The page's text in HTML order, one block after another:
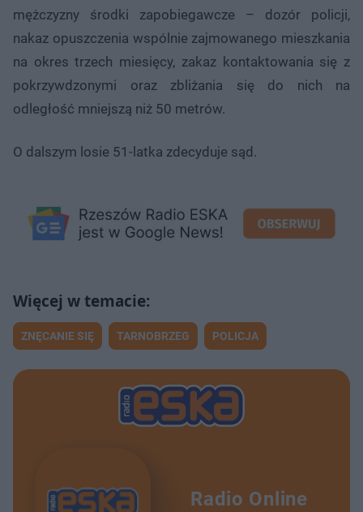
mężczyzny środki zapobiegawcze – dozór policji,
nakaz opuszczenia wspólnie zajmowanego mieszkania
na okres trzech miesięcy, zakaz kontaktowania się z
pokrzywdzonymi oraz zbliżania się do nich na
odległość mniejszą niż 50 metrów.
O dalszym losie 51-latka zdecyduje sąd.
ZNĘCANIE SIĘ TARNOBRZEG POLICJA
Radio Online